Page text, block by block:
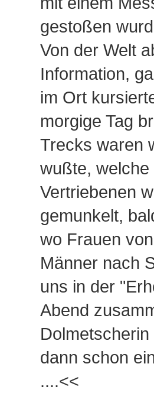
gestoßen
Von der Welt
Information,
im Ort
morgige Tag
Trecks waren
wußte,
Vertriebenen
gemunkelt,
wo Frauen
Männer nach
uns in der
Abend
dann schon
....<<